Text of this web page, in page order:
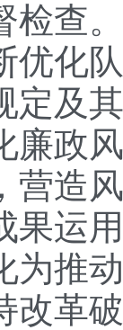
检查
优化
定及
廉政
营造
运用
为推
改革